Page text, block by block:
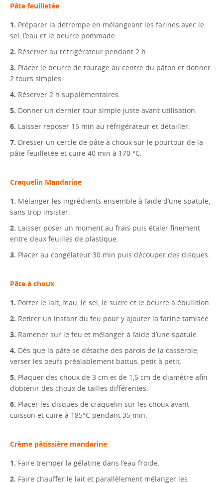
Pâte feuilletée
Préparer la détrempe en mélangeant les farines avec le
sel, l’eau et le beurre pommade.
Réserver au réfrigérateur pendant 2 h.
Placer le beurre de tourage au centre du pâton et donner
2 tours simples.
Réserver 2 h supplémentaires.
Donner un dernier tour simple juste avant utilisation.
Laisser reposer 15 min au réfrigérateur et détailler.
Dresser un cercle de pâte à choux sur le pourtour de la
pâte feuilletée et cuire 40 min à 170 °C.
Craquelin Mandarine
Mélanger les ingrédients ensemble à l’aide d’une spatule,
sans trop insister.
Laisser poser un moment au frais puis étaler finement
entre deux feuilles de plastique.
Placer au congélateur 30 min puis découper des disques.
Pâte à choux
Porter le lait, l’eau, le sel, le sucre et le beurre à ébullition.
Retirer un instant du feu pour y ajouter la farine tamisée.
Ramener sur le feu et mélanger à l’aide d’une spatule.
Dès que la pâte se détache des parois de la casserole,
verser les oeufs préalablement battus, petit à petit.
Plaquer des choux de 3 cm et de 1,5 cm de diamètre afin
d’obtenir des choux de tailles différentes.
Placer les disques de craquelin sur les choux avant
cuisson et cuire à 185°C pendant 35 min.
Crème pâtissière mandarine
Faire tremper la gélatine dans l’eau froide.
Faire chauffer le lait et parallèlement mélanger les